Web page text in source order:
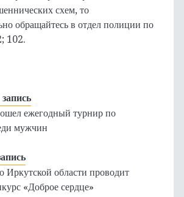
схем, то
обращайтесь в отдел полиции по
102.
ежегодный турнир по
мужчин
Иркутской области проводит
«Доброе сердце»